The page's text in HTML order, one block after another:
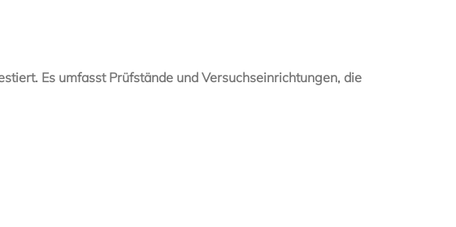
Es umfasst Prüfstände und Versuchseinrichtungen, die